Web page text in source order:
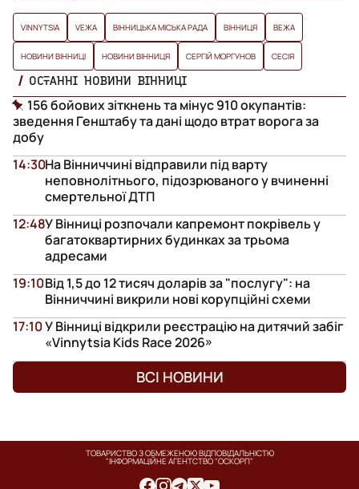
VINNYTSIA VЕЖА ВІННИЦЬКА МІСЬКА РАДА ВІННИЦЯ ВЕЖА
НОВИНИ ВІННИЦІ НОВИНИ ВІННИЦЯ СЕРГІЙ МОРГУНОВ СЕСІЯ
ОСТАННІ НОВИНИ ВІННИЦІ
156 бойових зіткнень та мінус 910 окупантів:
зведення Генштабу та дані щодо втрат ворога за
добу
На Вінниччині відправили під варту
неповнолітнього, підозрюваного у вчиненні
смертельної ДТП
14:30
У Вінниці розпочали капремонт покрівель у
багатоквартирних будинках за трьома
адресами
12:48
Від 1,5 до 12 тисяч доларів за "послугу": на
Вінниччині викрили нові корупційні схеми
19:10
У Вінниці відкрили реєстрацію на дитячий забіг
«Vinnytsia Kids Race 2026»
17:10
ВСІ НОВИНИ
ТОВАРИСТВО З ОБМЕЖЕНОЮ ВІДПОВІДАЛЬНІСТЮ
"ІНФОРМАЦІЙНЕ АГЕНТСТВО "ОСКОРП"